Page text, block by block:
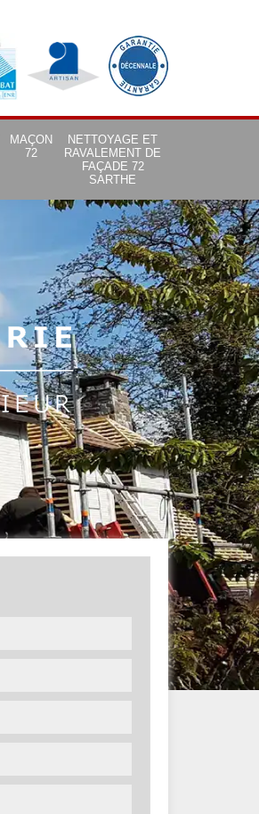
MAÇON
72
NETTOYAGE ET
RAVALEMENT DE
FAÇADE 72
SARTHE